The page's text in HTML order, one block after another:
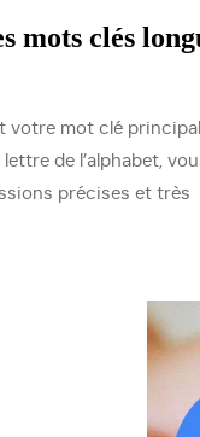
mots clés
votre mot clé
lettre de l’alphabet,
précises et très